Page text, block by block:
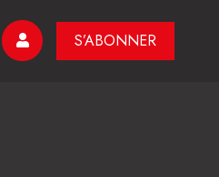
S’ABONNER